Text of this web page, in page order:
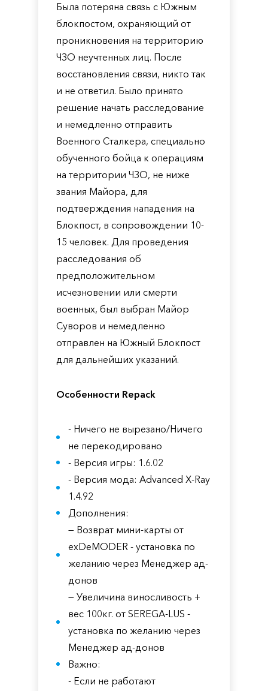
Была потеряна связь с Южным
блокпостом, охраняющий от
проникновения на территорию
ЧЗО неучтенных лиц. После
восстановления связи, никто так
и не ответил. Было принято
решение начать расследование
и немедленно отправить
Военного Сталкера, специально
обученного бойца к операциям
на территории ЧЗО, не ниже
звания Майора, для
подтверждения нападения на
Блокпост, в сопровождении 10-
15 человек. Для проведения
расследования об
предположительном
исчезновении или смерти
военных, был выбран Майор
Суворов и немедленно
отправлен на Южный Блокпост
для дальнейших указаний.
Особенности Repack
- Ничего не вырезано/Ничего
не перекодировано
- Версия игры: 1.6.02
- Версия мода: Advanced X-Ray
1.4.92
Дополнения:
— Возврат мини-карты от
exDeMODER - установка по
желанию через Менеджер ад-
донов
— Увеличина виносливость +
вес 100кг. от SEREGA-LUS -
установка по желанию через
Менеджер ад-донов
Важно:
- Если не работают